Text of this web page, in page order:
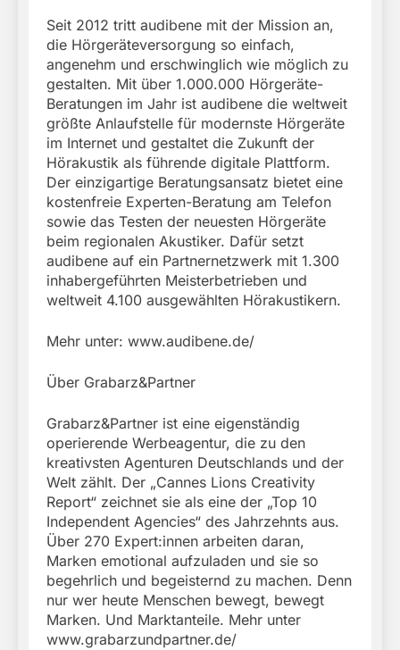
Seit 2012 tritt audibene mit der Mission an,
die Hörgeräteversorgung so einfach,
angenehm und erschwinglich wie möglich zu
gestalten. Mit über 1.000.000 Hörgeräte-
Beratungen im Jahr ist audibene die weltweit
größte Anlaufstelle für modernste Hörgeräte
im Internet und gestaltet die Zukunft der
Hörakustik als führende digitale Plattform.
Der einzigartige Beratungsansatz bietet eine
kostenfreie Experten-Beratung am Telefon
sowie das Testen der neuesten Hörgeräte
beim regionalen Akustiker. Dafür setzt
audibene auf ein Partnernetzwerk mit 1.300
inhabergeführten Meisterbetrieben und
weltweit 4.100 ausgewählten Hörakustikern.
Mehr unter: www.audibene.de/
Über Grabarz&Partner
Grabarz&Partner ist eine eigenständig
operierende Werbeagentur, die zu den
kreativsten Agenturen Deutschlands und der
Welt zählt. Der „Cannes Lions Creativity
Report“ zeichnet sie als eine der „Top 10
Independent Agencies“ des Jahrzehnts aus.
Über 270 Expert:innen arbeiten daran,
Marken emotional aufzuladen und sie so
begehrlich und begeisternd zu machen. Denn
nur wer heute Menschen bewegt, bewegt
Marken. Und Marktanteile. Mehr unter
www.grabarzundpartner.de/